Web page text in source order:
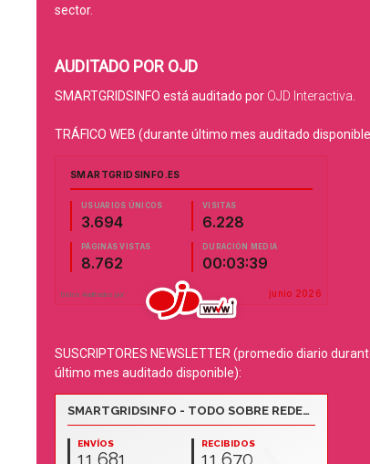
sector.
AUDITADO POR OJD
SMARTGRIDSINFO está auditado por OJD Interactiva.
TRÁFICO WEB (durante último mes auditado
SUSCRIPTORES NEWSLETTER (promedio diario
último mes auditado disponible):